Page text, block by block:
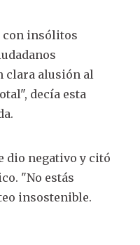
con insólitos
clara alusión al
decía esta
dio negativo y citó
"No estás
insostenible.